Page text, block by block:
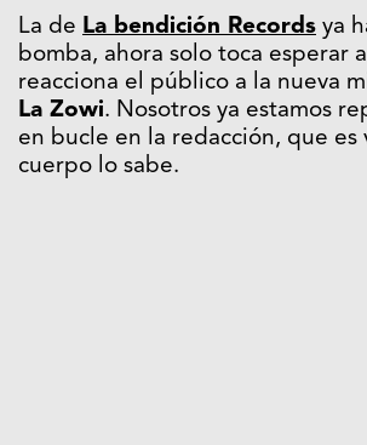
La de La bendición Records ya
bomba, ahora solo toca esperar
reacciona el público a la nueva
La Zowi. Nosotros ya estamos
en bucle en la redacción, que es
cuerpo lo sabe.